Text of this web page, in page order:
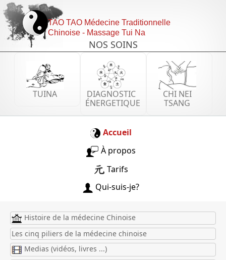
TAO TAO Médecine Traditionnelle
Chinoise - Massage Tui Na
NOS SOINS
TUINA
DIAGNOSTIC
ÉNERGETIQUE
CHI NEI
TSANG
Accueil
À propos
Tarifs
Qui-suis-je?
Histoire de la médecine Chinoise
Les cinq piliers de la médecine chinoise
Medias (vidéos, livres ...)